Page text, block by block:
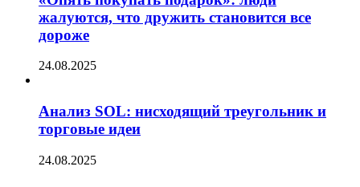
жалуются, что дружить становится все
дороже
24.08.2025
Анализ SOL: нисходящий треугольник и
торговые идеи
24.08.2025